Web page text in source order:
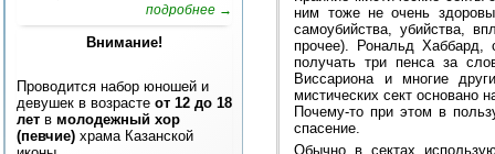
подробнее →
Внимание!
Проводится набор юношей и
девушек в возрасте от 12 до 18
лет в молодежный хор
(певчие) храма Казанской
ним тоже не очень
самоубийства, убийства,
прочее). Рональд Хаббард,
получать три пенса за
Виссариона и многие
мистических сект основано
Почему-то при этом в
спасение.
Обычно в сектах